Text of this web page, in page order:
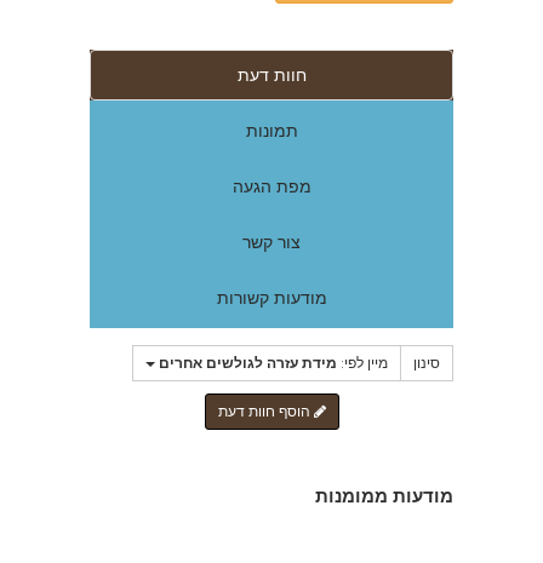
חוות דעת
תמונות
מפת הגעה
צור קשר
מודעות קשורות
סינון מיין לפי: מידת עזרה לגולשים אחרים
הוסף חוות דעת
מודעות ממומנות
אורי צילום אירועים